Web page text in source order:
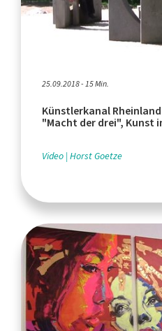
25.09.2018 - 15 Min.
Künstlerkanal
"Macht der drei", Kunst
Video Horst Goetze